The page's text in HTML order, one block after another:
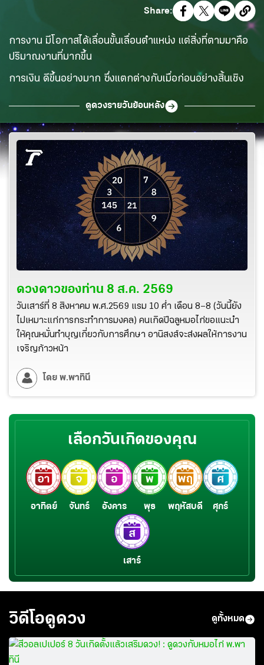
Share:
การงาน มีโอกาสได้เลื่อนขั้นเลื่อนตำแหน่ง แต่สิ่งที่ตามมาคือ
ปริมาณงานที่มากขึ้น
การเงิน ดีขึ้นอย่างมาก ซึ่งแตกต่างกับเมื่อก่อนอย่างสิ้นเชิง
ดูดวงรายวันย้อนหลัง
ดวงดาวของท่าน 8 ส.ค. 2569
วันเสาร์ที่ 8 สิงหาคม พ.ศ.2569 แรม 10 ค่ำ เดือน 8–8 (วันนี้ยัง
ไม่เหมาะแก่การกระทำการมงคล) คนเกิดปีฉลูหมอไก่ขอแนะนำ
ให้คุณหมั่นทำบุญเกี่ยวกับการศึกษา อานิสงส์จะส่งผลให้การงาน
เจริญก้าวหน้า
โดย พ.พาทินี
เลือกวันเกิดของคุณ
อาทิตย์ จันทร์ อังคาร พุธ พฤหัสบดี ศุกร์
เสาร์
วิดีโอดูดวง ดูทั้งหมด